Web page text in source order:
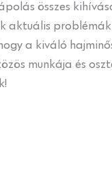
összes
aktuális
a kiváló
munkája és